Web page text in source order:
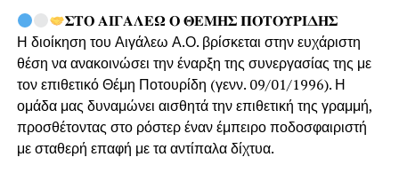
𝚺𝚻𝚶 𝚨𝚰𝚪𝚨𝚲𝚬𝛀 𝚶 𝚯𝚬𝚳𝚮𝚺 𝚷𝚶𝚻𝚶𝚼𝚸𝚰𝚫𝚮𝚺
Η διοίκηση του Αιγάλεω Α.Ο. βρίσκεται στην ευχάριστη
θέση να ανακοινώσει την έναρξη της συνεργασίας της με
τον επιθετικό Θέμη Ποτουρίδη (γενν. 09/01/1996). Η
ομάδα μας δυναμώνει αισθητά την επιθετική της γραμμή,
προσθέτοντας στο ρόστερ έναν έμπειρο ποδοσφαιριστή
με σταθερή επαφή με τα αντίπαλα δίχτυα.